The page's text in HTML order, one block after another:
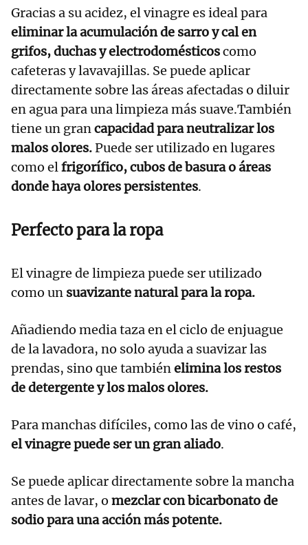
Gracias a su acidez, el vinagre es ideal para
eliminar la acumulación de sarro y cal en
grifos, duchas y electrodomésticoscomo
cafeteras y lavavajillas. Se puede aplicar
directamente sobre las áreas afectadas o diluir
en agua para una limpieza más suave.También
tiene un grancapacidad para neutralizar los
malos olores.Puede ser utilizado en lugares
como elfrigorífico, cubos de basura o áreas
donde haya olores persistentes.
Perfecto para la ropa
El vinagre de limpieza puede ser utilizado
como un suavizante natural para la ropa.
Añadiendo media taza en el ciclo de enjuague
de la lavadora, no solo ayuda a suavizar las
prendas, sino que tambiénelimina los restos
de detergente y los malos olores.
Para manchas difíciles, como las de vino o café,
el vinagre puede ser un gran aliado.
Se puede aplicar directamente sobre la mancha
antes de lavar, o mezclar con bicarbonato de
sodio para una acción más potente.